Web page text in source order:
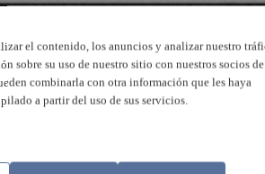
el contenido, los anuncios y analizar nuestro
sobre su uso de nuestro sitio con nuestros socios de
combinarla con otra información que les haya
a partir del uso de sus servicios.